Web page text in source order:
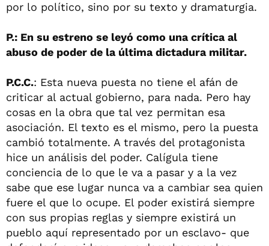
por lo político, sino por su texto y dramaturgia.
P.: En su estreno se leyó como una crítica al
abuso de poder de la última dictadura militar.
P.C.C.: Esta nueva puesta no tiene el afán de
criticar al actual gobierno, para nada. Pero hay
cosas en la obra que tal vez permitan esa
asociación. El texto es el mismo, pero la puesta
cambió totalmente. A través del protagonista
hice un análisis del poder. Calígula tiene
conciencia de lo que le va a pasar y a la vez
sabe que ese lugar nunca va a cambiar sea quien
fuere el que lo ocupe. El poder existirá siempre
con sus propias reglas y siempre existirá un
pueblo aquí representado por un esclavo- que